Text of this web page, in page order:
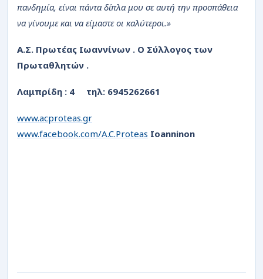
πανδημία, είναι πάντα δίπλα μου σε αυτή την προσπάθεια
να γίνουμε και να είμαστε οι καλύτεροι.»
Α.Σ. Πρωτέας Ιωαννίνων . Ο Σύλλογος των
Πρωταθλητών .
Λαμπρίδη : 4 τηλ: 6945262661
www.acproteas.gr
www.facebook.com/A.C.Proteas Ioanninon